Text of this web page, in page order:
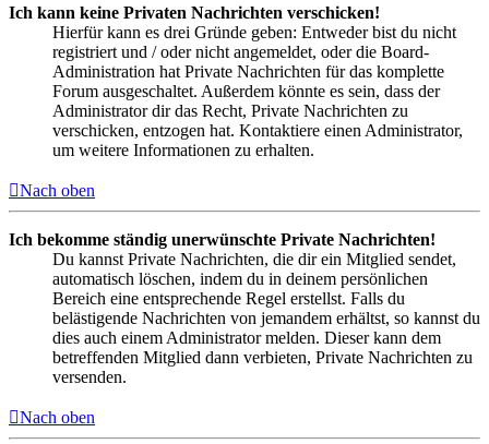
Ich kann keine Privaten Nachrichten verschicken!
Hierfür kann es drei Gründe geben: Entweder bist du nicht
registriert und / oder nicht angemeldet, oder die Board-
Administration hat Private Nachrichten für das komplette
Forum ausgeschaltet. Außerdem könnte es sein, dass der
Administrator dir das Recht, Private Nachrichten zu
verschicken, entzogen hat. Kontaktiere einen Administrator,
um weitere Informationen zu erhalten.
Nach oben
Ich bekomme ständig unerwünschte Private Nachrichten!
Du kannst Private Nachrichten, die dir ein Mitglied sendet,
automatisch löschen, indem du in deinem persönlichen
Bereich eine entsprechende Regel erstellst. Falls du
belästigende Nachrichten von jemandem erhältst, so kannst du
dies auch einem Administrator melden. Dieser kann dem
betreffenden Mitglied dann verbieten, Private Nachrichten zu
versenden.
Nach oben